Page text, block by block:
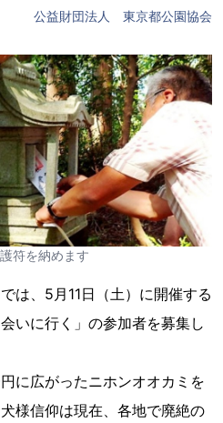
公益財団法人 東京都公園協会
符を納めます
は、5月11日（土）に開催する
いに行く」の参加者を募集し
に広がったニホンオオカミを
様信仰は現在、各地で廃絶の